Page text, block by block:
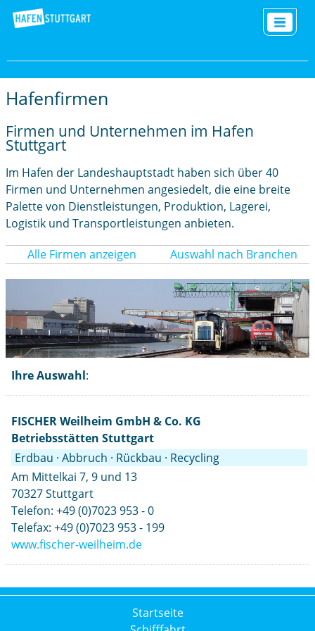
Hafenfirmen
Firmen und Unternehmen im Hafen
Stuttgart
Im Hafen der Landeshauptstadt haben sich über 40
Firmen und Unternehmen angesiedelt, die eine breite
Palette von Dienstleistungen, Produktion, Lagerei,
Logistik und Transportleistungen anbieten.
Alle Firmen anzeigen Auswahl nach Branchen
Ihre Auswahl:
FISCHER Weilheim GmbH & Co. KG
Betriebsstätten Stuttgart
Erdbau · Abbruch · Rückbau · Recycling
Am Mittelkai 7, 9 und 13
70327 Stuttgart
Telefon: +49 (0)7023 953 - 0
Telefax: +49 (0)7023 953 - 199
www.fischer-weilheim.de
Startseite